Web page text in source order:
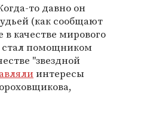
то давно он
(как сообщают
в качестве мирового
стал помощником
"звездной
интересы